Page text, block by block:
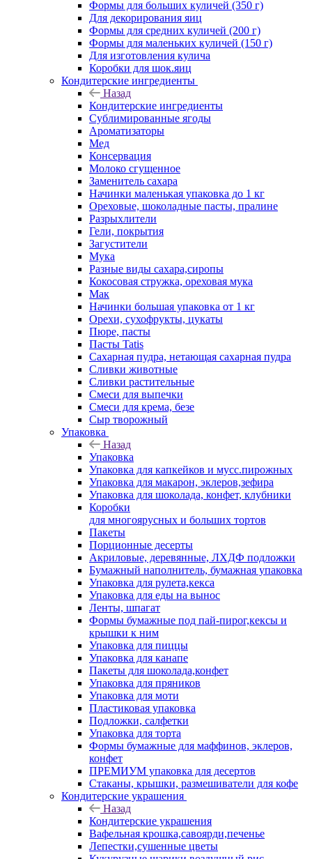
Формы для больших куличей (350 г)
Для декорирования яиц
Формы для средних куличей (200 г)
Формы для маленьких куличей (150 г)
Для изготовления кулича
Коробки для шок.яиц
Кондитерские ингредиенты
Назад
Кондитерские ингредиенты
Сублимированные ягоды
Ароматизаторы
Мед
Консервация
Молоко сгущенное
Заменитель сахара
Начинки маленькая упаковка до 1 кг
Ореховые, шоколадные пасты, пралине
Разрыхлители
Гели, покрытия
Загустители
Мука
Разные виды сахара,сиропы
Кокосовая стружка, ореховая мука
Мак
Начинки большая упаковка от 1 кг
Орехи, сухофрукты, цукаты
Пюре, пасты
Пасты Tatis
Сахарная пудра, нетающая сахарная пудра
Сливки животные
Сливки растительные
Смеси для выпечки
Смеси для крема, безе
Сыр творожный
Упаковка
Назад
Упаковка
Упаковка для капкейков и мусс.пирожных
Упаковка для макарон, эклеров,зефира
Упаковка для шоколада, конфет, клубники
Коробки
для многоярусных и больших тортов
Пакеты
Порционные десерты
Акриловые, деревянные, ЛХДФ подложки
Бумажный наполнитель, бумажная упаковка
Упаковка для рулета,кекса
Упаковка для еды на вынос
Ленты, шпагат
Формы бумажные под пай-пирог,кексы и
крышки к ним
Упаковка для пиццы
Упаковка для канапе
Пакеты для шоколада,конфет
Упаковка для пряников
Упаковка для моти
Пластиковая упаковка
Подложки, салфетки
Упаковка для торта
Формы бумажные для маффинов, эклеров,
конфет
ПРЕМИУМ упаковка для десертов
Стаканы, крышки, размешиватели для кофе
Кондитерские украшения
Назад
Кондитерские украшения
Вафельная крошка,савоярди,печенье
Лепестки,сушенные цветы